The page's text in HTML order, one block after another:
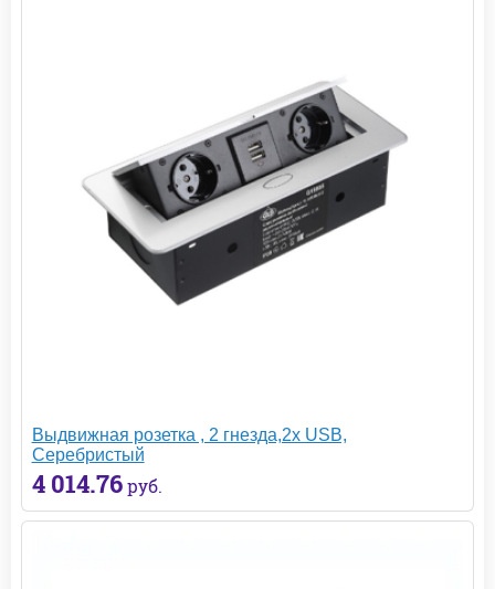
Выдвижная розетка , 2 гнезда,2х USB,
Серебристый
4 014.76 руб.